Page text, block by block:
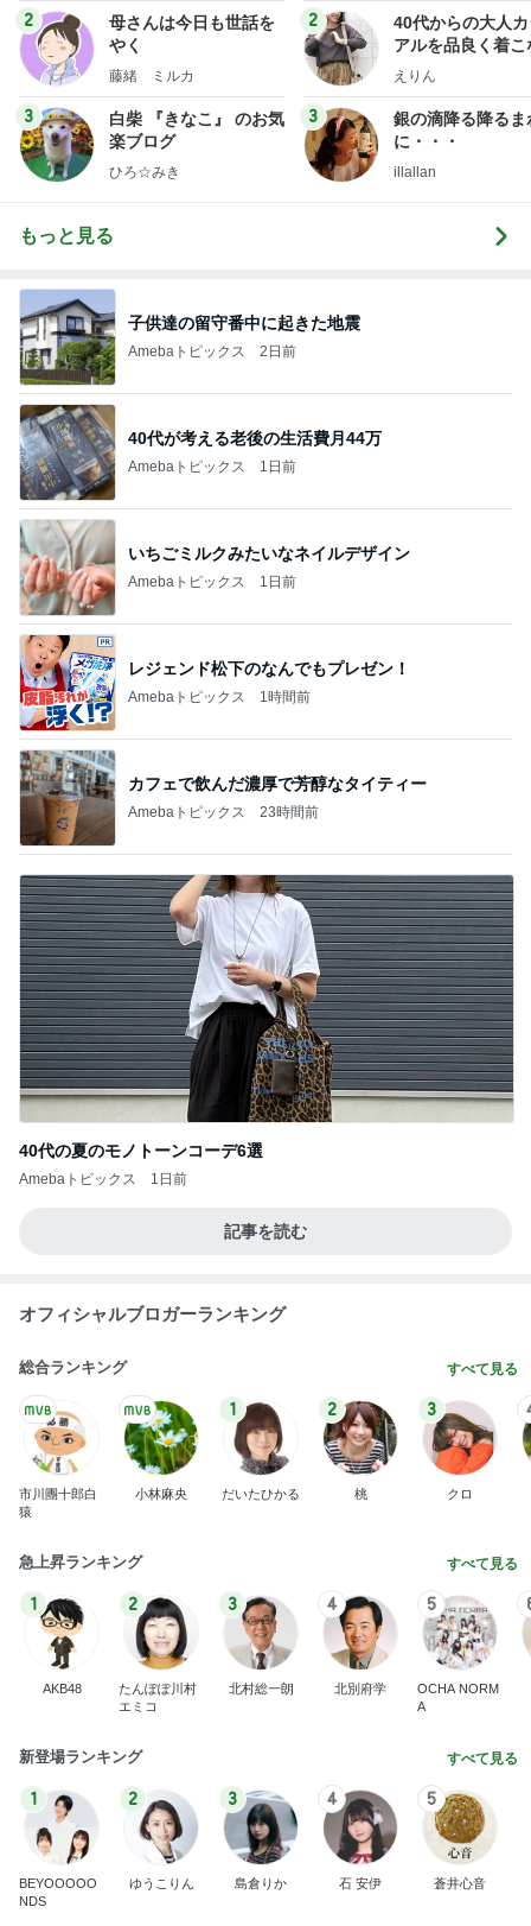
2
母さんは今日も世話を
やく
藤緒 ミルカ
3
白柴 『きなこ』 のお気
楽ブログ
ひろ☆みき
2
40代からの大人
アルを品良く着こ
ファッションブロ
えりん
3
銀の滴降る降るま
に・・・
illallan
もっと見る
子供達の留守番中に起きた地震
Amebaトピックス 2日前
40代が考える老後の生活費月44万
Amebaトピックス 1日前
いちごミルクみたいなネイルデザイン
Amebaトピックス 1日前
レジェンド松下のなんでもプレゼン！
Amebaトピックス 1時間前
カフェで飲んだ濃厚で芳醇なタイティー
Amebaトピックス 23時間前
40代の夏のモノトーンコーデ6選
Amebaトピックス 1日前
記事を読む
オフィシャルブロガーランキング
総合ランキング すべて見る
市川團十郎白
猿
小林麻央
1
だいたひかる
2
桃
3
クロ
急上昇ランキング すべて見る
1
AKB48
2
たんぽぽ川村
エミコ
3
北村総一朗
4
北別府学
5
OCHA NORM
A
新登場ランキング すべて見る
1
BEYOOOOO
NDS
2
ゆうこりん
3
島倉りか
4
石 安伊
5
蒼井心音